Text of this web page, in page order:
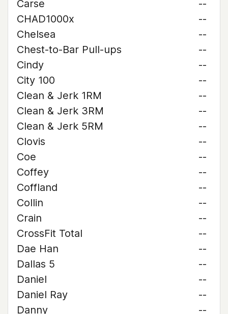
Carse
--
CHAD1000x
--
Chelsea
--
Chest-to-Bar Pull-ups
--
Cindy
--
City 100
--
Clean & Jerk 1RM
--
Clean & Jerk 3RM
--
Clean & Jerk 5RM
--
Clovis
--
Coe
--
Coffey
--
Coffland
--
Collin
--
Crain
--
CrossFit Total
--
Dae Han
--
Dallas 5
--
Daniel
--
Daniel Ray
--
Danny
--